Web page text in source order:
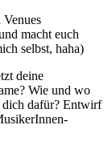
macht euch
selbst, haha)
deine
Wie und wo
dich dafür? Entwirf